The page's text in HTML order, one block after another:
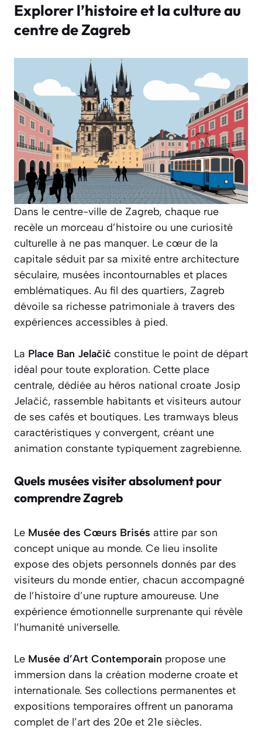
Explorer l’histoire et la culture au
centre de Zagreb
Dans le centre-ville de Zagreb, chaque rue
recèle un morceau d’histoire ou une curiosité
culturelle à ne pas manquer. Le cœur de la
capitale séduit par sa mixité entre architecture
séculaire, musées incontournables et places
emblématiques. Au fil des quartiers, Zagreb
dévoile sa richesse patrimoniale à travers des
expériences accessibles à pied.
La Place Ban Jelačić constitue le point de départ
idéal pour toute exploration. Cette place
centrale, dédiée au héros national croate Josip
Jelačić, rassemble habitants et visiteurs autour
de ses cafés et boutiques. Les tramways bleus
caractéristiques y convergent, créant une
animation constante typiquement zagrebienne.
Quels musées visiter absolument pour
comprendre Zagreb
Le Musée des Cœurs Brisés attire par son
concept unique au monde. Ce lieu insolite
expose des objets personnels donnés par des
visiteurs du monde entier, chacun accompagné
de l’histoire d’une rupture amoureuse. Une
expérience émotionnelle surprenante qui révèle
l’humanité universelle.
Le Musée d’Art Contemporain propose une
immersion dans la création moderne croate et
internationale. Ses collections permanentes et
expositions temporaires offrent un panorama
complet de l’art des 20e et 21e siècles.